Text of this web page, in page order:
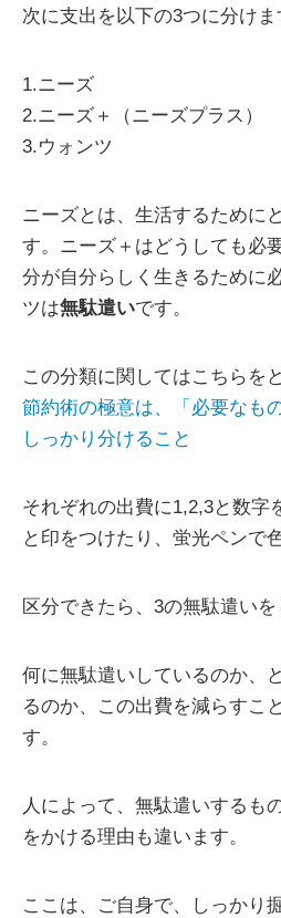
次に支出を以下の3つに分けま
1.ニーズ
2.ニーズ＋（ニーズプラス）
3.ウォンツ
ニーズとは、生活するために
す。ニーズ＋はどうしても必
分が自分らしく生きるために
ツは無駄遣いです。
この分類に関してはこちらを
節約術の極意は、「必要なも
しっかり分けること
それぞれの出費に1,2,3と数
と印をつけたり、蛍光ペンで
区分できたら、3の無駄遣いを
何に無駄遣いしているのか、
るのか、この出費を減らすこ
す。
人によって、無駄遣いするも
をかける理由も違います。
ここは、ご自身で、しっかり